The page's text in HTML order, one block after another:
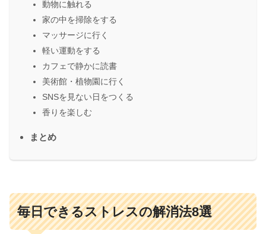
動物に触れる
家の中を掃除をする
マッサージに行く
軽い運動をする
カフェで静かに読書
美術館・植物園に行く
SNSを見ない日をつくる
香りを楽しむ
まとめ
毎日できるストレスの解消法8選